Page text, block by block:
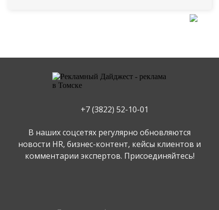
+7 (3822) 52-10-01
В наших соцсетях регулярно обновляются
новости HR, бизнес-контент, кейсы клиентов и
комментарии экспертов. Присоединяйтесь!